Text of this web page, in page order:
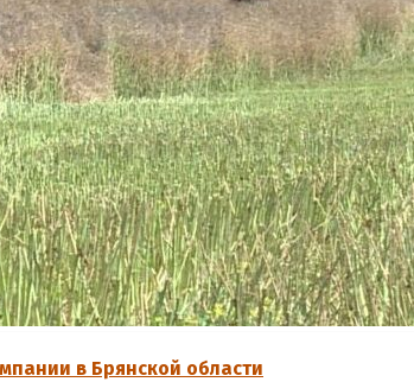
в Брянской области